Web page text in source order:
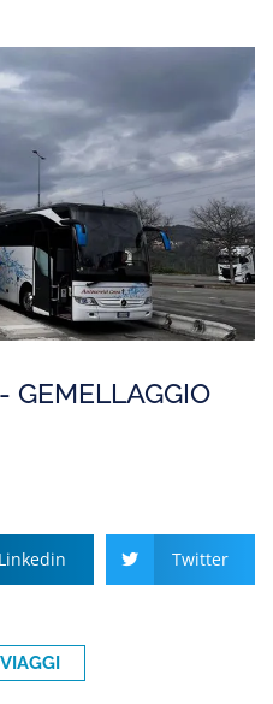
GEMELLAGGIO
Linkedin Twitter